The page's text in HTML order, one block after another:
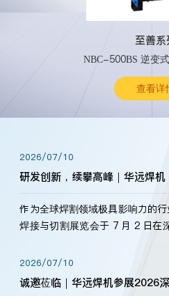
至善系
NBC-500BS 逆变
查看详
2026/07/10
研发创新，续攀高峰｜华远焊
作为全球焊割领域极具影响力的
焊接与切割展览会于 7 月 2 日在
标准，持之以恒研发新产品、新
海内外客户为目睹公司发布的新
2026/07/10
诚邀莅临｜华远焊机参展2026